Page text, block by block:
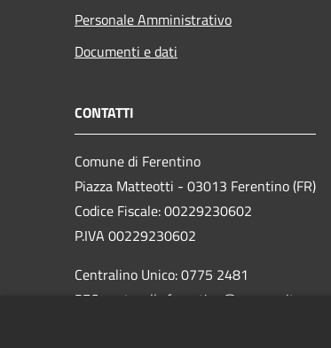
Personale Amministrativo
Documenti e dati
CONTATTI
Comune di Ferentino
Piazza Matteotti - 03013 Ferentino (FR)
Codice Fiscale: 00229230602
P.IVA 00229230602
Centralino Unico: 0775 2481
PEC: protocollo.ferentino@pec-cap.it